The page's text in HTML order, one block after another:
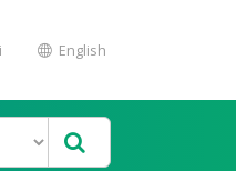
English